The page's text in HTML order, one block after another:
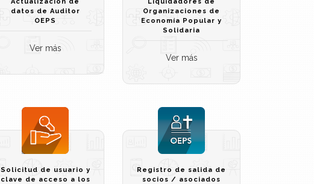
datos de Auditor
OEPS
Ver más
Organizaciones de
Economía Popular y
Solidaria
Ver más
Solicitud de usuario y
clave de acceso a los
Registro de salida de
socios / asociados